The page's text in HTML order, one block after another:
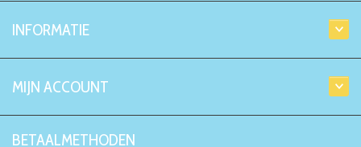
INFORMATIE
MIJN ACCOUNT
BETAALMETHODEN